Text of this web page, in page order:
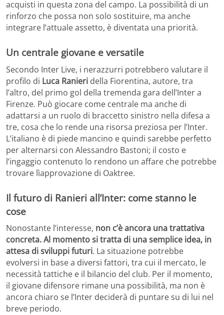
acquisti in questa zona del campo. La possibilità di un
rinforzo che possa non solo sostituire, ma anche
integrare l’attuale assetto, è diventata una priorità.
Un centrale giovane e versatile
Secondo Inter Live, i nerazzurri potrebbero valutare il
profilo di Luca Ranieri della Fiorentina, autore, tra
l’altro, del primo gol della tremenda gara dell’Inter a
Firenze. Può giocare come centrale ma anche di
adattarsi a un ruolo di braccetto sinistro nella difesa a
tre, cosa che lo rende una risorsa preziosa per l’Inter.
L’italiano è di piede mancino e quindi sarebbe perfetto
per alternarsi con Alessandro Bastoni; il costo e
l’ingaggio contenuto lo rendono un affare che potrebbe
trovare lìapprovazione di Oaktree.
Il futuro di Ranieri all’Inter: come stanno le
cose
Nonostante l’interesse, non c’è ancora una trattativa
concreta. Al momento si tratta di una semplice idea, in
attesa di sviluppi futuri. La situazione potrebbe
evolversi in base a diversi fattori, tra cui il mercato, le
necessità tattiche e il bilancio del club. Per il momento,
il giovane difensore rimane una possibilità, ma non è
ancora chiaro se l’Inter deciderà di puntare su di lui nel
breve periodo.